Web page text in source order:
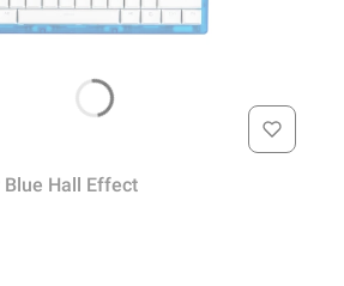
Blue Hall Effect